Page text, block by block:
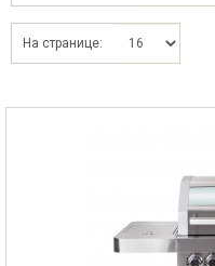
На странице: